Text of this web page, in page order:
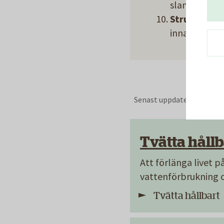
slantar,
Strunta i
innan du
Senast uppdaterad:
Tvätta
Att förlänga livet
vattenförbrukning
Tvätta hållbart